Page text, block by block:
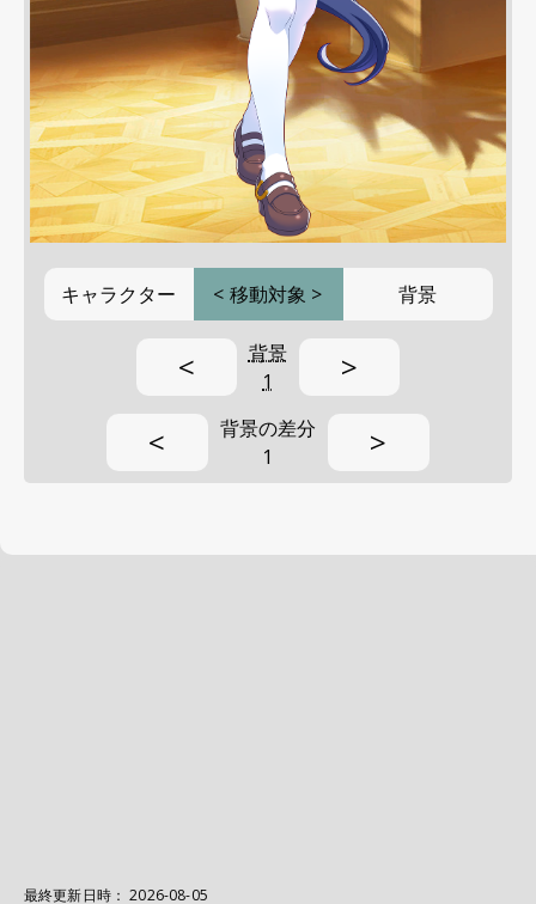
キャラクター < 移動対象 > 背景
<
背景
1
>
<
背景の差分
1
>
最終更新日時： 2026-08-05